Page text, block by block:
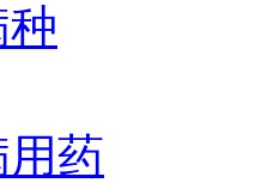
药